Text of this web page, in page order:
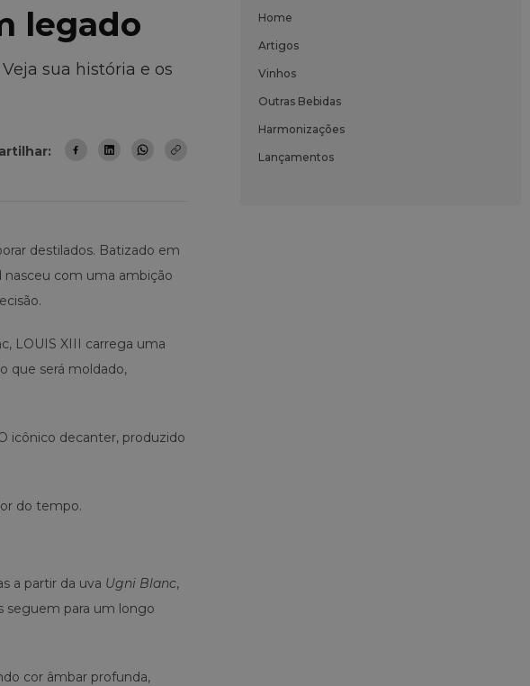
legado
sua história e os
destilados. Batizado em
com uma ambição
LOUIS XIII carrega uma
que será moldado,
icônico decanter, produzido
do tempo.
a partir da uva Ugni Blanc,
seguem para um longo
cor âmbar profunda,
Home
Artigos
Vinhos
Outras Bebidas
Harmonizações
Lançamentos